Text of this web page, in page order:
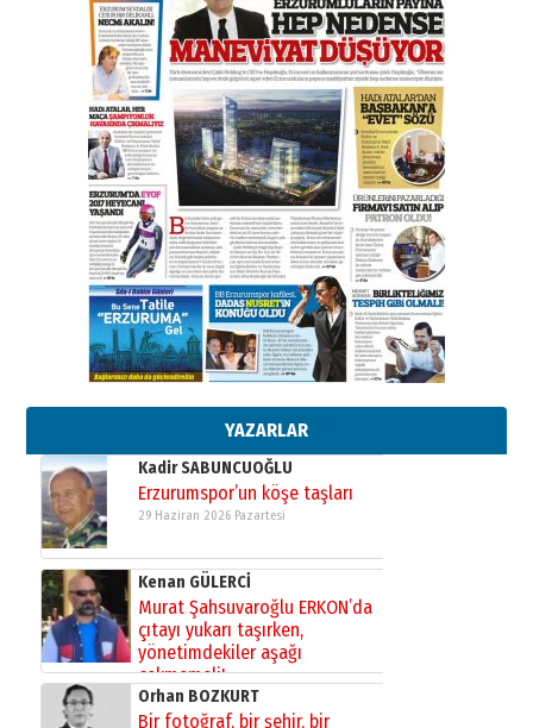
YAZARLAR
A. Berhan Yılmaz
BİR BÖLÜM DEĞİL, BİR ÖMÜR
SEÇİYORSUNUZ… “NEDEN
ATATÜRK ÜNİVERSİTESİ?”
28 Temmuz 2026 Salı
Ahmet Gökhan YAZICI
Ahmed Yesevi’den bir Alperen…
”Reisimiz” idi… Hakka yürüdü.!
26 Mart 2026 Perşembe
Cem Bakırcı
Ardında bıraktığı hatıralarıyla
gönül adamı Faruk Terzioğlu!
13 Mayıs 2026 Çarşamba
Esat BİNDESEN
Başkan Sekmen’den Erzurum’a
bir vizyon proje daha!
02 Ağustos 2026 Pazar
Kadir SABUNCUOĞLU
Erzurumspor’un köşe taşları
29 Haziran 2026 Pazartesi
Kenan GÜLERCİ
Murat Şahsuvaroğlu ERKON’da
çıtayı yukarı taşırken,
yönetimdekiler aşağı
çekmemeli!
17 Şubat 2026 SalıOrhan BOZKURT
Bir fotoğraf, bir şehir, bir